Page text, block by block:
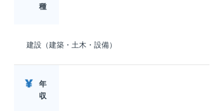
種
建設（建築・土木・設備）
年
収